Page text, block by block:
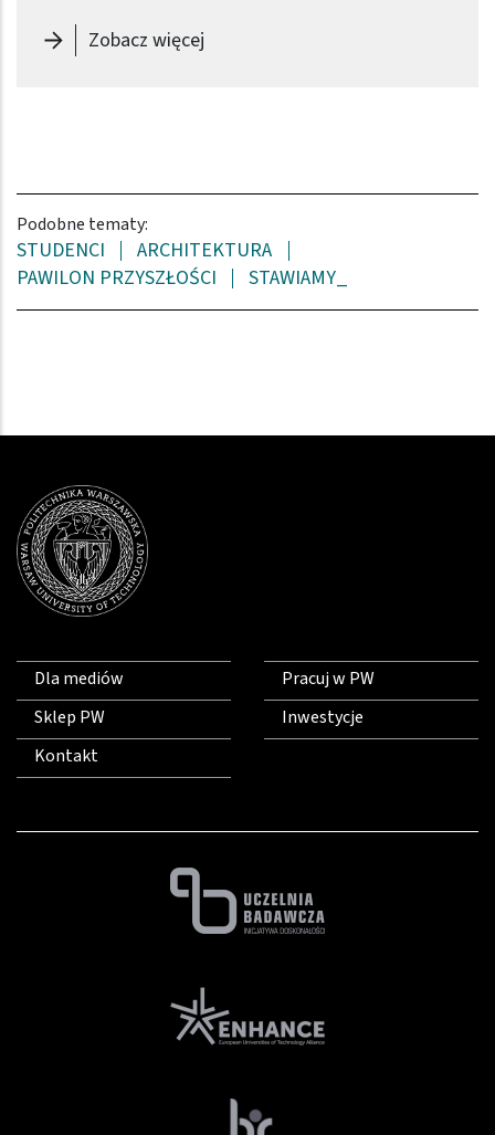
Zobacz więcej-
Podobne tematy:
STUDENCI
ARCHITEKTURA
PAWILON PRZYSZŁOŚCI
STAWIAMY_
Dla mediów
Sklep PW
Kontakt
Pracuj w PW
Inwestycje